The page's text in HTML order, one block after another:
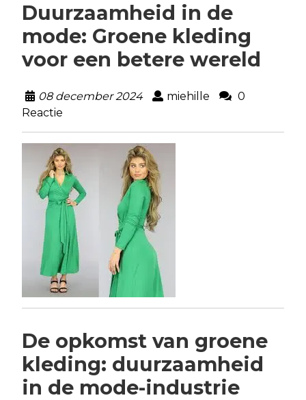
Duurzaamheid in de
mode: Groene kleding
voor een betere wereld
08 december 2024 miehille
0
Reactie
De opkomst van groene
kleding: duurzaamheid
in de mode-industrie